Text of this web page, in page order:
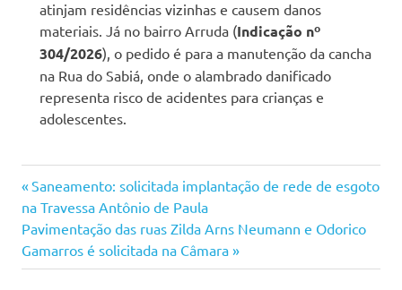
atinjam residências vizinhas e causem danos
materiais. Já no bairro Arruda (Indicação nº
304/2026), o pedido é para a manutenção da cancha
na Rua do Sabiá, onde o alambrado danificado
representa risco de acidentes para crianças e
adolescentes.
Navegação
de
Post
Previous
Post:
Saneamento: solicitada implantação de rede de esgoto
na Travessa Antônio de Paula
Next
Post:
Pavimentação das ruas Zilda Arns Neumann e Odorico
Gamarros é solicitada na Câmara